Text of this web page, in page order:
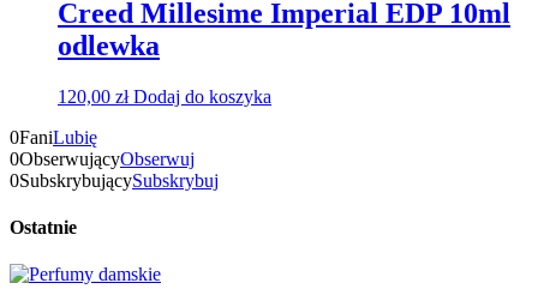
Creed Millesime Imperial EDP 10ml
odlewka
120,00 zł Dodaj do koszyka
0FaniLubię
0ObserwującyObserwuj
0SubskrybującySubskrybuj
Ostatnie